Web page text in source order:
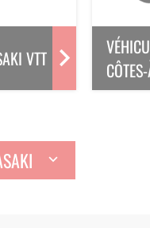
VTT
KAWASAKI